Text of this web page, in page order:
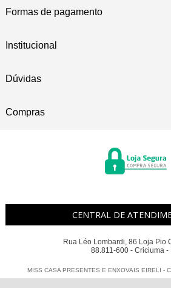
Formas de pagamento
Institucional
Dúvidas
Compras
CENTRAL DE
Rua Léo Lombardi, 86 Loja Pio
88.811-600 - Criciuma -
MISS CASA PRESENTES E ENXOVAIS EIRELI -